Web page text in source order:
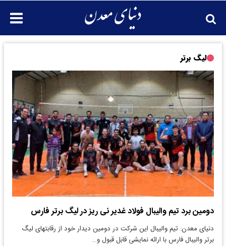
لیگ برتر
دومین برد تیم والیبال فولاد غدیر نی ریز در لیگ برتر فارس
دنیای معدن: تیم والیبال این شرکت در دومین دیدار خود از رقابتهای لیگ
برتر والیبال فارس با ارائه نمایشی قابل قبول و…